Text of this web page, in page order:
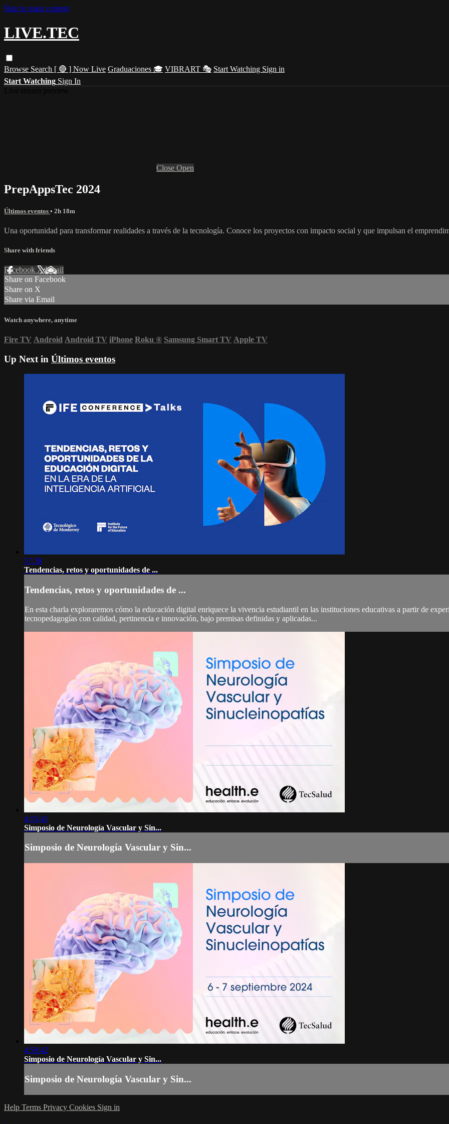
Skip to main content
LIVE.TEC
Browse Search [ 🔴 ] Now Live Graduaciones 🎓 VIBRART 🎭 Start Watching Sign in
Start Watching Sign In
Close Open
PrepAppsTec 2024
Últimos eventos • 2h 18m
Una oportunidad para transformar realidades a través de la tecnología. Conoce los proyectos con impacto social y que impulsan el
Share with friends
Facebook XEmail
Share on Facebook
Share on X
Share via Email
Watch anywhere, anytime
Fire TV Android Android TV iPhone Roku ® Samsung Smart TV Apple TV
Up Next in Últimos eventos
57:38
Tendencias, retos y oportunidades de ...
Tendencias, retos y oportunidades de ...
En esta charla exploraremos cómo la educación digital enriquece la vivencia estudiantil en las instituciones educativas a partir de
tecnopedagogías con calidad, pertinencia e innovación, bajo premisas definidas y aplicadas...
4:15:41
Simposio de Neurología Vascular y Sin...
Simposio de Neurología Vascular y Sin...
4:59:42
Simposio de Neurología Vascular y Sin...
Simposio de Neurología Vascular y Sin...
Help Terms Privacy Cookies Sign in